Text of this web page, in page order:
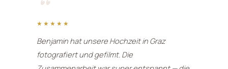
★★★★★
Benjamin hat unsere Hochzeit in Graz
fotografiert und gefilmt. Die